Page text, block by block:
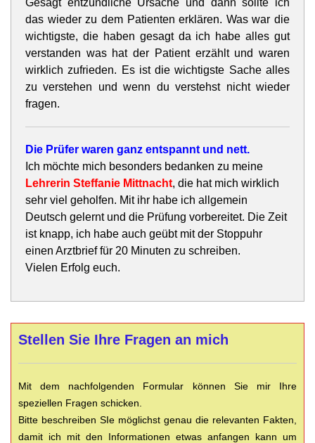
Gesagt entzündliche Ursache und dann sollte ich
das wieder zu dem Patienten erklären. Was war die
wichtigste, die haben gesagt da ich habe alles gut
verstanden was hat der Patient erzählt und waren
wirklich zufrieden. Es ist die wichtigste Sache alles
zu verstehen und wenn du verstehst nicht wieder
fragen.
Die Prüfer waren ganz entspannt und nett.
Ich möchte mich besonders bedanken zu meine
Lehrerin Steffanie Mittnacht, die hat mich wirklich
sehr viel geholfen. Mit ihr habe ich allgemein
Deutsch gelernt und die Prüfung vorbereitet. Die Zeit
ist knapp, ich habe auch geübt mit der Stoppuhr
einen Arztbrief für 20 Minuten zu schreiben.
Vielen Erfolg euch.
Stellen Sie Ihre Fragen an mich
Mit dem nachfolgenden Formular können Sie mir Ihre
speziellen Fragen schicken.
Bitte beschreiben SIe möglichst genau die relevanten Fakten,
damit ich mit den Informationen etwas anfangen kann um